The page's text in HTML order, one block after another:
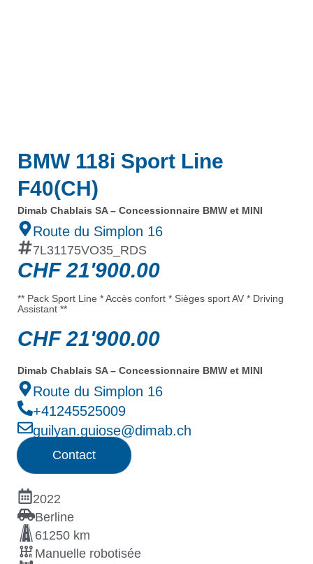
BMW 118i Sport Line
F40(CH)
Dimab Chablais SA – Concessionnaire BMW et MINI
Route du Simplon 16
7L31175VO35_RDS
CHF21'900.00
** Pack Sport Line * Accès confort * Sièges sport AV * Driving
Assistant **
CHF21'900.00
Dimab Chablais SA – Concessionnaire BMW et MINI
Route du Simplon 16
+41245525009
guilyan.guiose@dimab.ch
Contact
2022
Berline
61250 km
Manuelle robotisée